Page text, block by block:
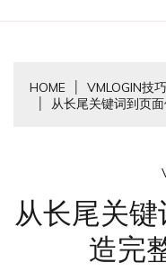
HOME
VMLOGIN技巧
从长尾关键词到页
从长尾关
造完